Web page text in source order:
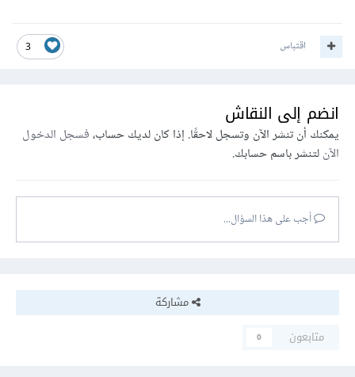
3 اقتباس
انضم إلى النقاش
يمكنك أن تنشر الآن وتسجل لاحقًا. إذا كان لديك حساب،فسجل الدخول
الآنلتنشر باسم حسابك.
أجب على هذا السؤال...
مشاركة
متابعون
0